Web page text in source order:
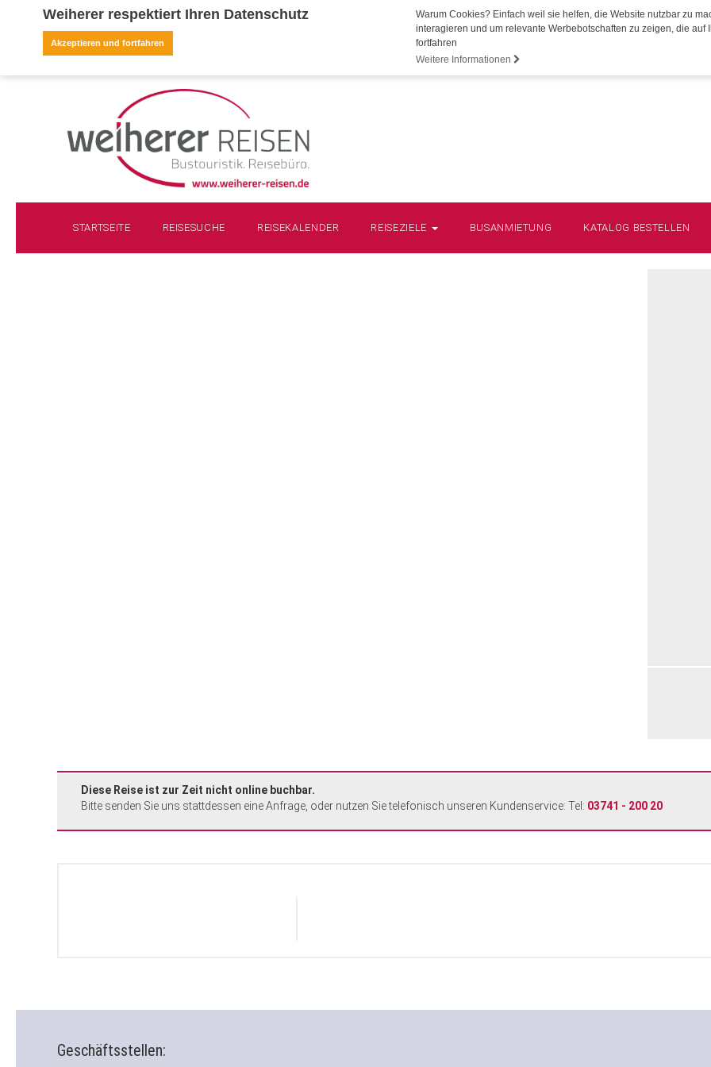
Weiherer respektiert Ihren Datenschutz
Warum Cookies? Einfach weil sie helfen, die Website nutzbar zu
interagieren und um relevante Werbebotschaften zu zeigen, die
fortfahren
Weitere Informationen
Akzeptieren und fortfahren
STARTSEITE REISESUCHE REISEKALENDER REISEZIELE BUSANMIETUNG KATALOG BESTELLEN
Diese Reise ist zur Zeit nicht online buchbar.
Bitte senden Sie uns stattdessen eine Anfrage, oder nutzen Sie telefonisch unseren Kundenservice: Tel: 03741 - 200 20
Geschäftsstellen: